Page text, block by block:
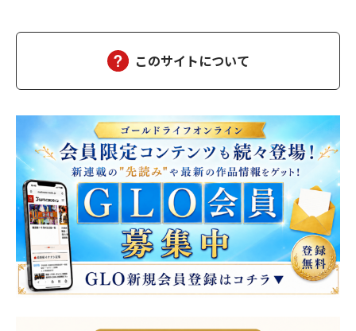
塞ぐわけにもいかない。「仲の良い子もおらず、ず…
このサイトについて